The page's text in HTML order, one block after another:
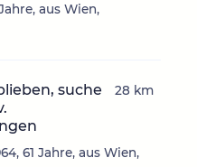
aus Wien,
suche
61 Jahre, aus Wien,
28 km